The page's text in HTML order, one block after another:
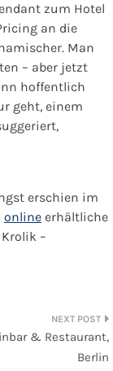
zum Hotel
an die
Man
– aber jetzt
hoffentlich
geht, einem
erschien im
online erhältliche
–
& Restaurant,
Berlin